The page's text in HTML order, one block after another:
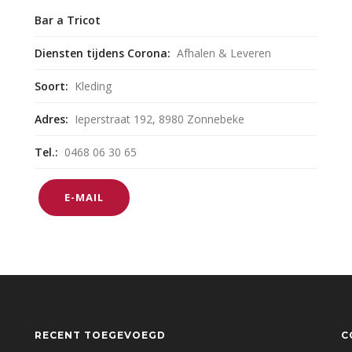
Bar a Tricot
Diensten tijdens Corona: Afhalen & Leveren
Soort: Kleding
Adres: Ieperstraat 192, 8980 Zonnebeke
Tel.: 0468 06 30 65
E-MAIL
RECENT TOEGEVOEGD